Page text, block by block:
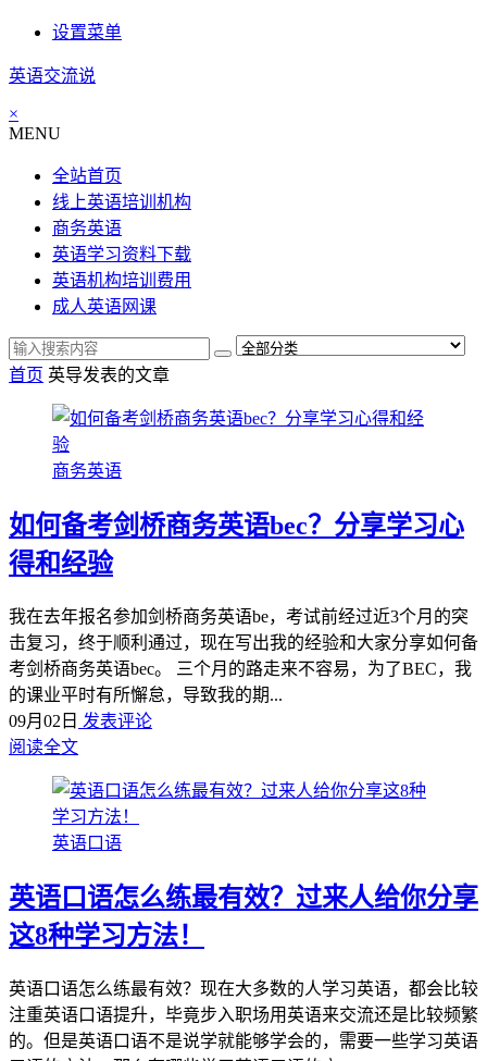
设置菜单
英语交流说
×
MENU
全站首页
线上英语培训机构
商务英语
英语学习资料下载
英语机构培训费用
成人英语网课
首页 英导发表的文章
商务英语
如何备考剑桥商务英语bec？分享学习心
得和经验
我在去年报名参加剑桥商务英语be，考试前经过近3个月的突
击复习，终于顺利通过，现在写出我的经验和大家分享如何备
考剑桥商务英语bec。 三个月的路走来不容易，为了BEC，我
的课业平时有所懈怠，导致我的期...
09月02日 发表评论
阅读全文
英语口语
英语口语怎么练最有效？过来人给你分享
这8种学习方法！
英语口语怎么练最有效？现在大多数的人学习英语，都会比较
注重英语口语提升，毕竟步入职场用英语来交流还是比较频繁
的。但是英语口语不是说学就能够学会的，需要一些学习英语